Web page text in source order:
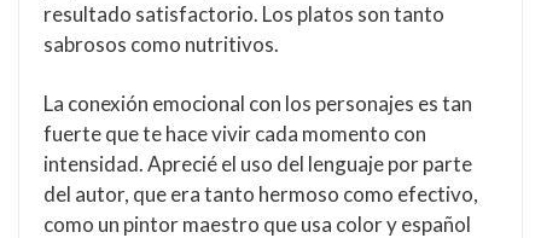
resultado satisfactorio. Los platos son tanto
sabrosos como nutritivos.
La conexión emocional con los personajes es tan
fuerte que te hace vivir cada momento con
intensidad. Aprecié el uso del lenguaje por parte
del autor, que era tanto hermoso como efectivo,
como un pintor maestro que usa color y español